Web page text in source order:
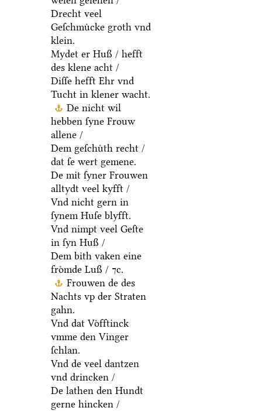
Drecht veel
Geſchmuͤcke groth vnd
klein.
Mydet er Huß / hefft
des klene acht /
Diſſe hefft Ehr vnd
Tucht in klener wacht.
De nicht wil
hebben ſyne Frouw
allene /
Dem geſchuͤth recht /
dat ſe wert gemene.
De mit ſyner Frouwen
alltydt veel kyfft /
Vnd nicht gern in
ſynem Huſe blyfft.
Vnd nimpt veel Geſte
in ſyn Huß /
Dem bith vaken eine
froͤmde Luß / ⁊c.
Frouwen de des
Nachts vp der Straten
gahn.
Vnd dat Voͤfftinck
vmme den Vinger
ſchlan.
Vnd de veel dantzen
vnd drincken /
De lathen den Hundt
gerne hincken /